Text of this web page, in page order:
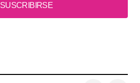
SUSCRIBIRSE